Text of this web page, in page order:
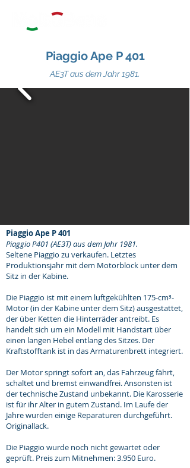
Piaggio Ape P 401
AE3T aus dem Jahr 1981.
Piaggio Ape P 401
Piaggio P401 (AE3T) aus dem Jahr 1981.
Seltene Piaggio zu verkaufen. Letztes
Produktionsjahr mit dem Motorblock unter dem
Sitz in der Kabine.
Die Piaggio ist mit einem luftgekühlten 175-cm³-
Motor (in der Kabine unter dem Sitz) ausgestattet,
der über Ketten die Hinterräder antreibt. Es
handelt sich um ein Modell mit Handstart über
einen langen Hebel entlang des Sitzes. Der
Kraftstofftank ist in das Armaturenbrett integriert.
Der Motor springt sofort an, das Fahrzeug fährt,
schaltet und bremst einwandfrei. Ansonsten ist
der technische Zustand unbekannt. Die Karosserie
ist für ihr Alter in gutem Zustand. Im Laufe der
Jahre wurden einige Reparaturen durchgeführt.
Originallack.
Die Piaggio wurde noch nicht gewartet oder
geprüft. Preis zum Mitnehmen: 3.950 Euro.